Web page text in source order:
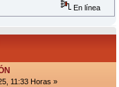
En línea
11:33 Horas »